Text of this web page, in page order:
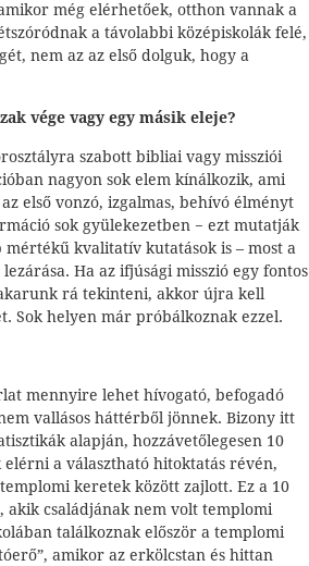
még elérhetőek, otthon vannak a
a távolabbi középiskolák felé,
nem az az első dolguk, hogy a
vége vagy egy másik eleje?
szabott bibliai vagy missziói
nagyon sok elem kínálkozik, ami
első vonzó, izgalmas, behívó élményt
sok gyülekezetben − ezt mutatják
mértékű kvalitatív kutatások is – most a
Ha az ifjúsági misszió egy fontos
rá tekinteni, akkor újra kell
Sok helyen már próbálkoznak ezzel.
mennyire lehet hívogató, befogadó
vallásos háttérből jönnek. Bizony itt
alapján, hozzávetőlegesen 10
a választható hitoktatás révén,
keretek között zajlott. Ez a 10
akik családjának nem volt templomi
találkoznak először a templomi
amikor az erkölcstan és hittan